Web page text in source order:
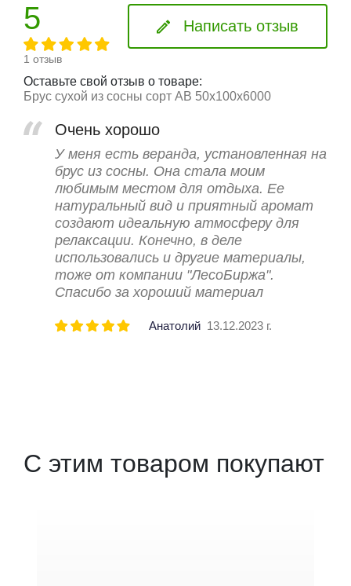
5
1 отзыв
Написать отзыв
Оставьте свой отзыв о товаре:
Брус сухой из сосны сорт АВ 50x100x6000
Очень хорошо
У меня есть веранда, установленная на
брус из сосны. Она стала моим
любимым местом для отдыха. Ее
натуральный вид и приятный аромат
создают идеальную атмосферу для
релаксации. Конечно, в деле
использовались и другие материалы,
тоже от компании "ЛесоБиржа".
Спасибо за хороший материал
Анатолий 13.12.2023 г.